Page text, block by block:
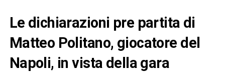
Le dichiarazioni pre partita di
Matteo Politano, giocatore del
Napoli, in vista della gara